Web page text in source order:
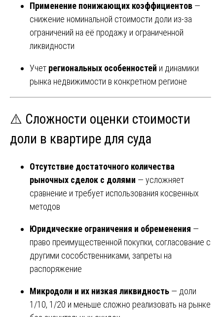
Применение понижающих коэффициентов —
снижение номинальной стоимости доли из-за
ограничений на её продажу и ограниченной
ликвидности
Учет региональных особенностей и динамики
рынка недвижимости в конкретном регионе
⚠️ Сложности оценки стоимости
доли в квартире для суда
Отсутствие достаточного количества
рыночных сделок с долями — усложняет
сравнение и требует использования косвенных
методов
Юридические ограничения и обременения —
право преимущественной покупки, согласование с
другими сособственниками, запреты на
распоряжение
Микродоли и их низкая ликвидность — доли
1/10, 1/20 и меньше сложно реализовать на рынке